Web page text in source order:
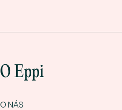
O Eppi
O NÁS